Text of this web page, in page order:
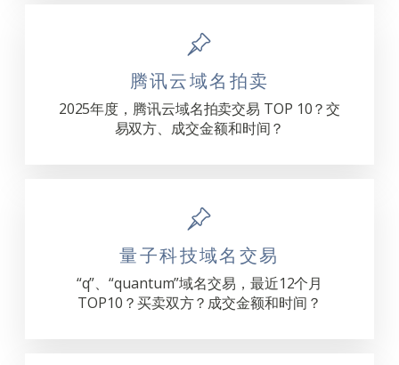
腾讯云域名拍卖
2025年度，腾讯云域名拍卖交易 TOP 10？交
易双方、成交金额和时间？
量子科技域名交易
“q”、“quantum”域名交易，最近12个月
TOP10？买卖双方？成交金额和时间？